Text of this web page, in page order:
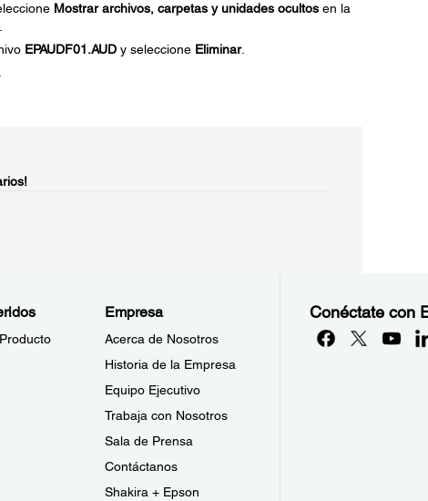
Mostrar archivos, carpetas y unidades ocultosen la
EPAUDF01.AUDy seleccione Eliminar.
Empresa
Acerca de Nosotros
Historia de la Empresa
Equipo Ejecutivo
Trabaja con Nosotros
Sala de Prensa
Contáctanos
Shakira + Epson
Conéctate con